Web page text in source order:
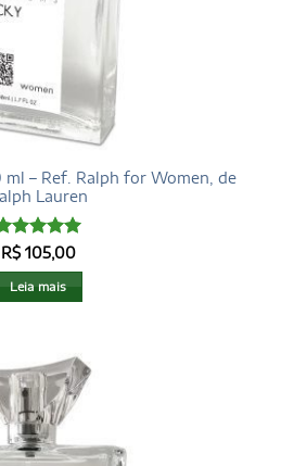
ml – Ref. Ralph for Women, de
Lauren
Avaliação5
5
R$105,00
Leia mais